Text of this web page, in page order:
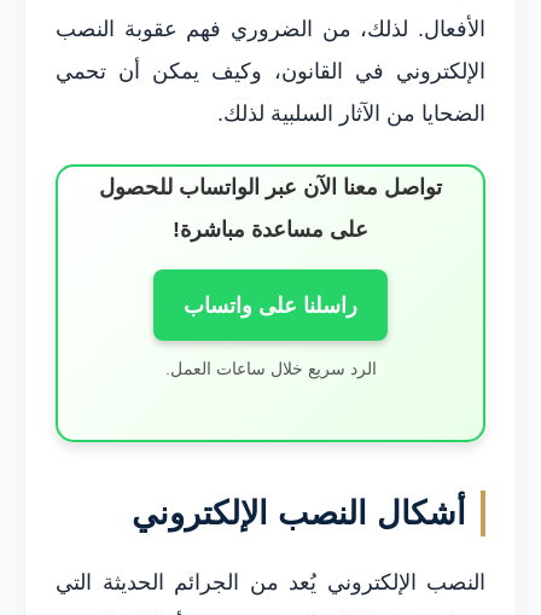
الأفعال. لذلك، من الضروري فهم عقوبة النصب
الإلكتروني في القانون، وكيف يمكن أن تحمي
الضحايا من الآثار السلبية لذلك.
تواصل معنا الآن عبر الواتساب للحصول
على مساعدة مباشرة!
راسلنا على واتساب
الرد سريع خلال ساعات العمل.
أشكال النصب الإلكتروني
النصب الإلكتروني يُعد من الجرائم الحديثة التي